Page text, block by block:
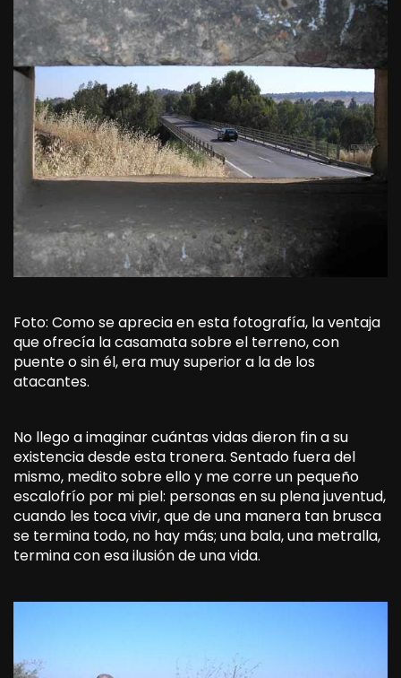
Foto: Como se aprecia en esta fotografía, la ventaja
que ofrecía la casamata sobre el terreno, con
puente o sin él, era muy superior a la de los
atacantes.
No llego a imaginar cuántas vidas dieron fin a su
existencia desde esta tronera. Sentado fuera del
mismo, medito sobre ello y me corre un pequeño
escalofrío por mi piel: personas en su plena juventud,
cuando les toca vivir, que de una manera tan brusca
se termina todo, no hay más; una bala, una metralla,
termina con esa ilusión de una vida.